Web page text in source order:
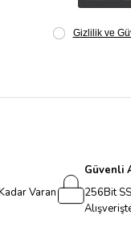
Varan
Güvenli
256Bit